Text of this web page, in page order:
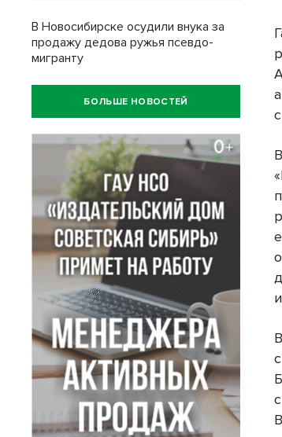
В Новосибирске осудили внука за
продажу дедова ружья псевдо-
мигранту
БОЛЬШЕ НОВОСТЕЙ